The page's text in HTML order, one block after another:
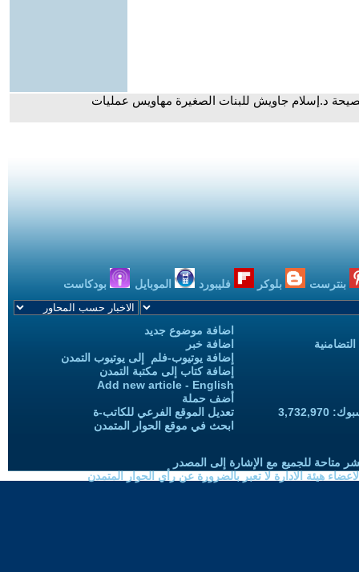
د.إسلام جاويش للبنات الصغيرة مهاويس عمليات
بنترست بلوكر فليبورد الموبايل بودكاست
اضافة موضوع جديد
اضافة خبر
إضافة يوتيوب-فلم إلى يوتيوب التمدن
إضافة كتاب إلى مكتبة التمدن
Add new article - English
أضف حملة
تعديل الموقع الفرعي للكاتب-ة
ابحث في موقع الحوار المتمدن
متاحة للجميع مع الإشارة إلى المصدر
هيئة الادارة لا تعبر بالضرورة عن رأي الحوار المتمدن